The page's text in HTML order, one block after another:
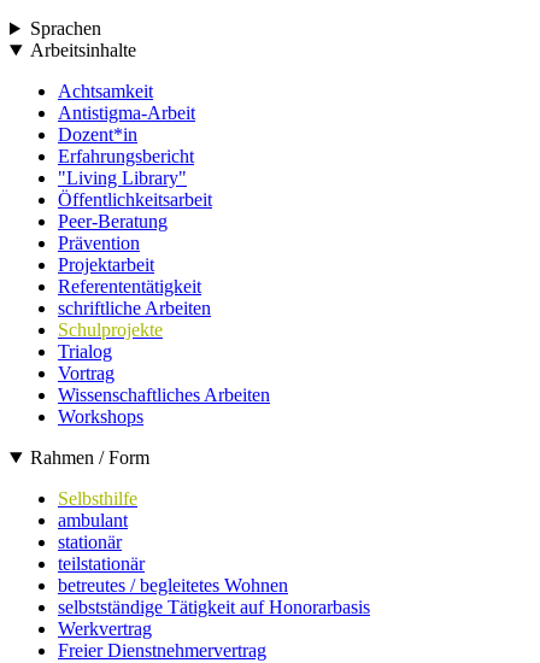
Sprachen
Arbeitsinhalte
Achtsamkeit
Antistigma-Arbeit
Dozent*in
Erfahrungsbericht
"Living Library"
Öffentlichkeitsarbeit
Peer-Beratung
Prävention
Projektarbeit
Referententätigkeit
schriftliche Arbeiten
Schulprojekte
Trialog
Vortrag
Wissenschaftliches Arbeiten
Workshops
Rahmen / Form
Selbsthilfe
ambulant
stationär
teilstationär
betreutes / begleitetes Wohnen
selbstständige Tätigkeit auf Honorarbasis
Werkvertrag
Freier Dienstnehmervertrag